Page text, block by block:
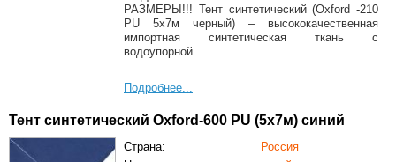
РАЗМЕРЫ!!! Тент синтетический (Oxford -210
PU 5х7м черный) – высококачественная
импортная синтетическая ткань с
водоупорной....
Подробнее...
Тент синтетический Oxford-600 PU (5х7м) синий
Страна:
Россия